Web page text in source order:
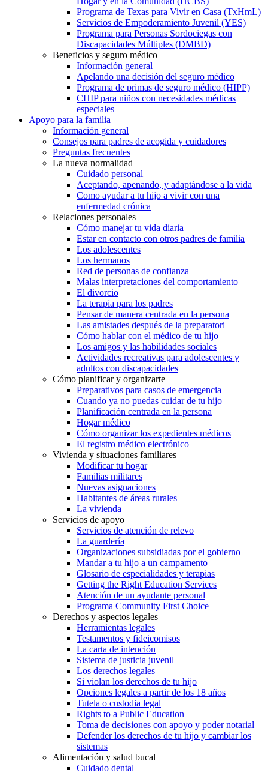
Programa de Texas para Vivir en Casa (TxHmL)
Servicios de Empoderamiento Juvenil (YES)
Programa para Personas Sordociegas con
Discapacidades Múltiples (DMBD)
Beneficios y seguro médico
Información general
Apelando una decisión del seguro médico
Programa de primas de seguro médico (HIPP)
CHIP para niños con necesidades médicas
especiales
Apoyo para la familia
Información general
Consejos para padres de acogida y cuidadores
Preguntas frecuentes
La nueva normalidad
Cuidado personal
Aceptando, apenando, y adaptándose a la vida
Como ayudar a tu hijo a vivir con una
enfermedad crónica
Relaciones personales
Cómo manejar tu vida diaria
Estar en contacto con otros padres de familia
Los adolescentes
Los hermanos
Red de personas de confianza
Malas interpretaciones del comportamiento
El divorcio
La terapia para los padres
Pensar de manera centrada en la persona
Las amistades después de la preparatori
Cómo hablar con el médico de tu hijo
Los amigos y las habilidades sociales
Actividades recreativas para adolescentes y
adultos con discapacidades
Cómo planificar y organizarte
Preparativos para casos de emergencia
Cuando ya no puedas cuidar de tu hijo
Planificación centrada en la persona
Hogar médico
Cómo organizar los expedientes médicos
El registro médico electrónico
Vivienda y situaciones familiares
Modificar tu hogar
Familias militares
Nuevas asignaciones
Habitantes de áreas rurales
La vivienda
Servicios de apoyo
Servicios de atención de relevo
La guardería
Organizaciones subsidiadas por el gobierno
Mandar a tu hijo a un campamento
Glosario de especialidades y terapias
Getting the Right Education Services
Atención de un ayudante personal
Programa Community First Choice
Derechos y aspectos legales
Herramientas legales
Testamentos y fideicomisos
La carta de intención
Sistema de justicia juvenil
Los derechos legales
Si violan los derechos de tu hijo
Opciones legales a partir de los 18 años
Tutela o custodia legal
Rights to a Public Education
Toma de decisiones con apoyo y poder notarial
Defender los derechos de tu hijo y cambiar los
sistemas
Alimentación y salud bucal
Cuidado dental